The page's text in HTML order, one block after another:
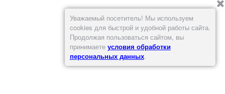
Уважаемый посетитель! Мы используем
cookies для быстрой и удобной работы сайта.
Продолжая пользоваться сайтом, вы
принимаете условия обработки
персональных данных.